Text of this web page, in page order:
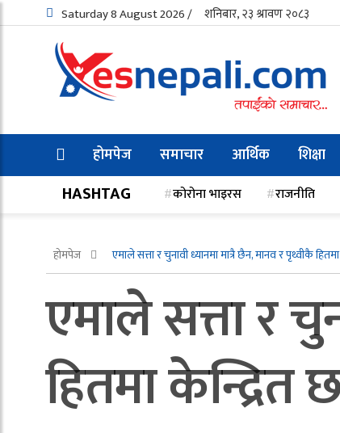
Saturday 8 August 2026 / शनिबार, २३ श्रावण २०८३
होमपेज समाचार आर्थिक शिक्षा
HASHTAG कोरोना भाइरस राजनीति
होमपेज एमाले सत्ता र चुनावी ध्यानमा मात्रै छैन, मानव र पृथ्वीकै
एमाले सत्ता र
हितमा